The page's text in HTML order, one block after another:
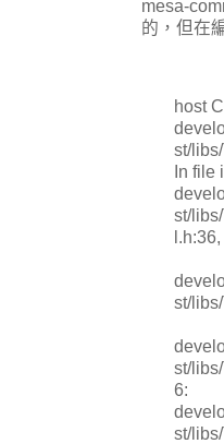
mesa-
的，但在
host
st/
In file
st/
l.h:36,
st/
st/
6:
st/